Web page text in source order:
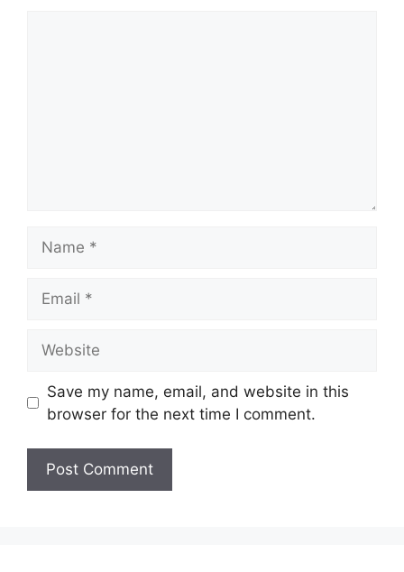
Save my name, email, and website in this
browser for the next time I comment.